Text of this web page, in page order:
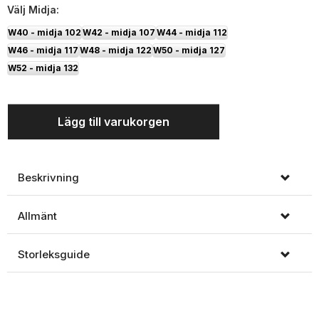
Välj Midja:
W40 - midja 102 W42 - midja 107 W44 - midja 112
W46 - midja 117 W48 - midja 122 W50 - midja 127
W52 - midja 132
Lägg till varukorgen
Beskrivning
Allmänt
Storleksguide